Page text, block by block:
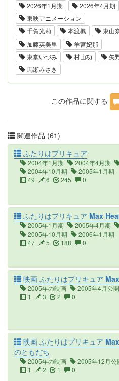
2026年1月期 2026年4月期
東映アニメーション
千賀光莉
本渡楓 東山
加藤英美里
羊宮妃那
東堂いづみ
村山功 矢
馬瀬みさき
この作品に関する
関連作品 (61)
ふたりはプリキュア
2004年1月期 2004年4月期
2004年10月期
2005年1月期
49
6 245 0
ふたりはプリキュア Max
2005年1月期 2005年4月期
2005年10月期
2006年1月期
47
5 188 0
映画 ふたりはプリキュア
2005年の映画
2005年4月公開
1
3 2 0
映画 ふたりはプリキュア
のともだち
2005年の映画
2005年12月公
1
2 1 0